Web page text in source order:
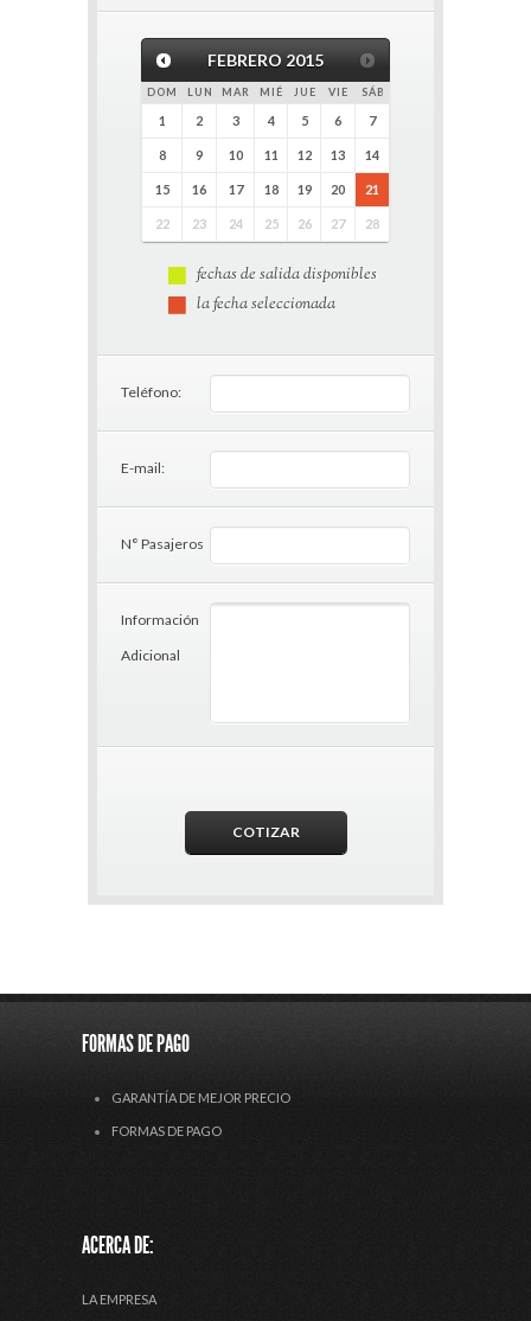
FEBRERO 2015
DOM LUN MAR MIÉ JUE VIE SÁB
1 2 3 4 5 6 7
8 9 10 11 12 13 14
15 16 17 18 19 20 21
22 23 24 25 26 27 28
fechas de salida disponibles
la fecha seleccionada
Teléfono:
E-mail:
N° Pasajeros
Información
Adicional
FORMAS DE PAGO
GARANTÍA DE MEJOR PRECIO
FORMAS DE PAGO
ACERCA DE:
LA EMPRESA